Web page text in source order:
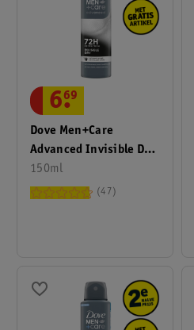
Dove Men+Care
Advanced Invisible Dry
Antitranspirant
Deodorant Spray
150ml
6.
69
47